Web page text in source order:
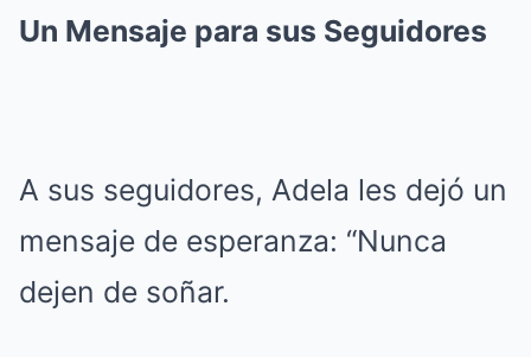
Un Mensaje para sus Seguidores
A sus seguidores, Adela les dejó un
mensaje de esperanza: “Nunca
dejen de soñar.